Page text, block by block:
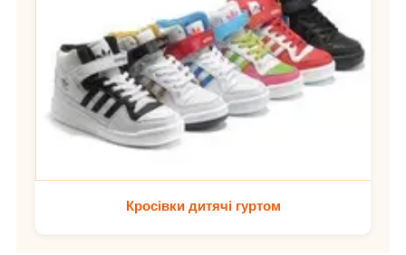
Кросівки дитячі гуртом